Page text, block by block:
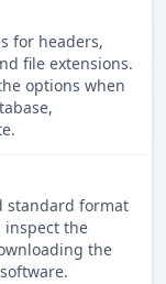
for headers,
file extensions.
options when
standard format
inspect the
the